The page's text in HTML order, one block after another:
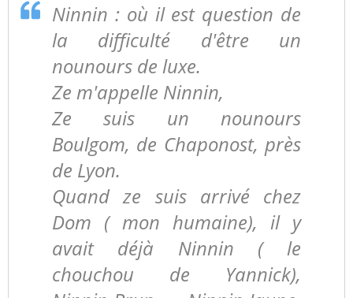
Ninnin : où il est question de
la difficulté d'être un
nounours de luxe.
Ze m'appelle Ninnin,
Ze suis un nounours
Boulgom, de Chaponost, près
de Lyon.
Quand ze suis arrivé chez
Dom ( mon humaine), il y
avait déjà Ninnin ( le
chouchou de Yannick),